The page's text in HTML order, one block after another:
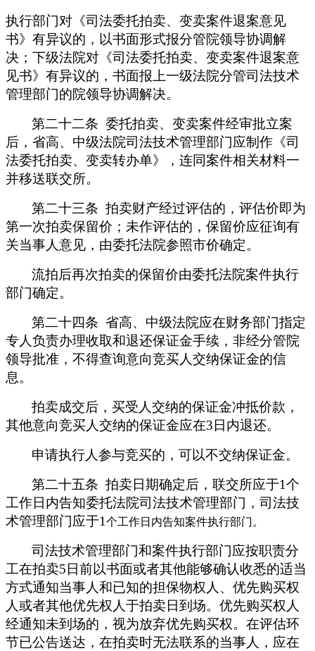
执行部门对《司法委托拍卖、变卖案件退案意见
书》有异议的，以书面形式报分管院领导协调解
决；下级法院对《司法委托拍卖、变卖案件退案意
见书》有异议的，书面报上一级法院分管司法技术
管理部门的院领导协调解决。
第二十二条 委托拍卖、变卖案件经审批立案
后，省高、中级法院司法技术管理部门应制作《司
法委托拍卖、变卖转办单》，连同案件相关材料一
并移送联交所。
第二十三条 拍卖财产经过评估的，评估价即为
第一次拍卖保留价；未作评估的，保留价应征询有
关当事人意见，由委托法院参照市价确定。
流拍后再次拍卖的保留价由委托法院案件执行
部门确定。
第二十四条 省高、中级法院应在财务部门指定
专人负责办理收取和退还保证金手续，非经分管院
领导批准，不得查询意向竞买人交纳保证金的信
息。
拍卖成交后，买受人交纳的保证金冲抵价款，
其他意向竞买人交纳的保证金应在3 日内退还。
申请执行人参与竞买的，可以不交纳保证金。
第二十五条 拍卖日期确定后，联交所应于1个
工作日内告知委托法院司法技术管理部门，司法技
术管理部门应于1 个工作日内告知案件执行部门。
司法技术管理部门和案件执行部门应按职责分
工在拍卖5 日前以书面或者其他能够确认收悉的适当
方式通知当事人和已知的担保物权人、优先购买权
人或者其他优先权人于拍卖日到场。优先购买权人
经通知未到场的，视为放弃优先购买权。在评估环
节已公告送达，在拍卖时无法联系的当事人，应在